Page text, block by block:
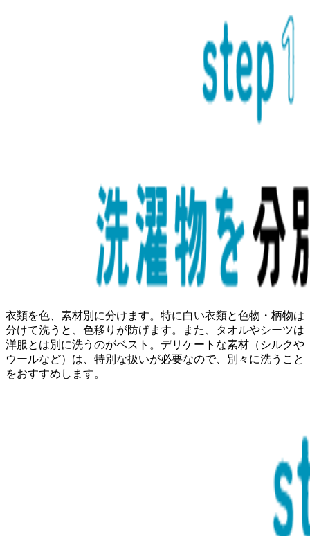
衣類を色、素材別に分けます。特に白い衣類と色物・柄物は
分けて洗うと、色移りが防げます。また、タオルやシーツは
洋服とは別に洗うのがベスト。デリケートな素材（シルクや
ウールなど）は、特別な扱いが必要なので、別々に洗うこと
をおすすめします。